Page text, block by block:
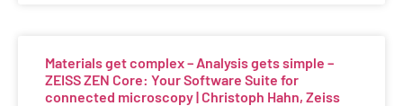
Materials get complex – Analysis gets simple –
ZEISS ZEN Core: Your Software Suite for
connected microscopy | Christoph Hahn, Zeiss